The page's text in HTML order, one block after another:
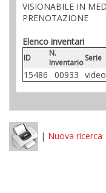
VISIONABILE IN
PRENOTAZIONE
Elenco inventari
ID
N.
InventarioSerie
15486 00933 video
| Nuova ricerca